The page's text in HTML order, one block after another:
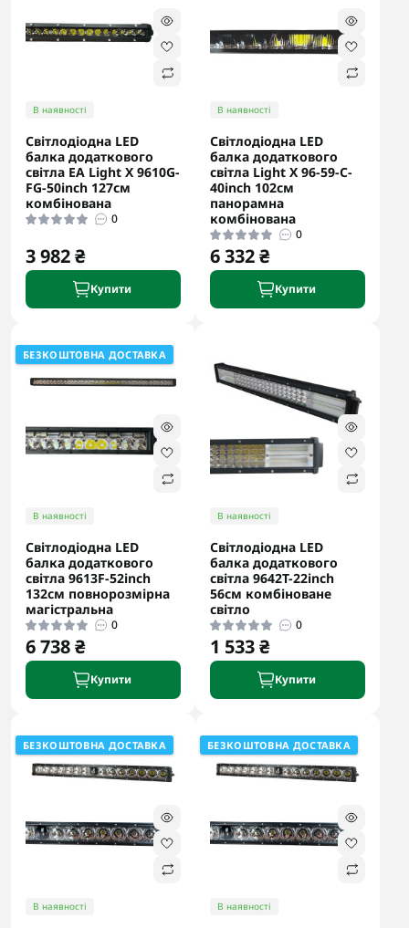
В наявності
Світлодіодна LED
балка додаткового
світла EA Light X 9610G-
FG-50inch 127см
комбінована
0
3 982 ₴
Купити
В наявності
Світлодіодна LED
балка додаткового
світла Light X 96-59-C-
40inch 102см
панорамна
комбінована
0
6 332 ₴
Купити
БЕЗКОШТОВНА ДОСТАВКА
В наявності
Світлодіодна LED
балка додаткового
світла 9613F-52inch
132см повнорозмірна
магістральна
0
6 738 ₴
Купити
В наявності
Світлодіодна LED
балка додаткового
світла 9642T-22inch
56см комбіноване
світло
0
1 533 ₴
Купити
БЕЗКОШТОВНА ДОСТАВКА
В наявності
БЕЗКОШТОВНА ДОСТАВКА
В наявності